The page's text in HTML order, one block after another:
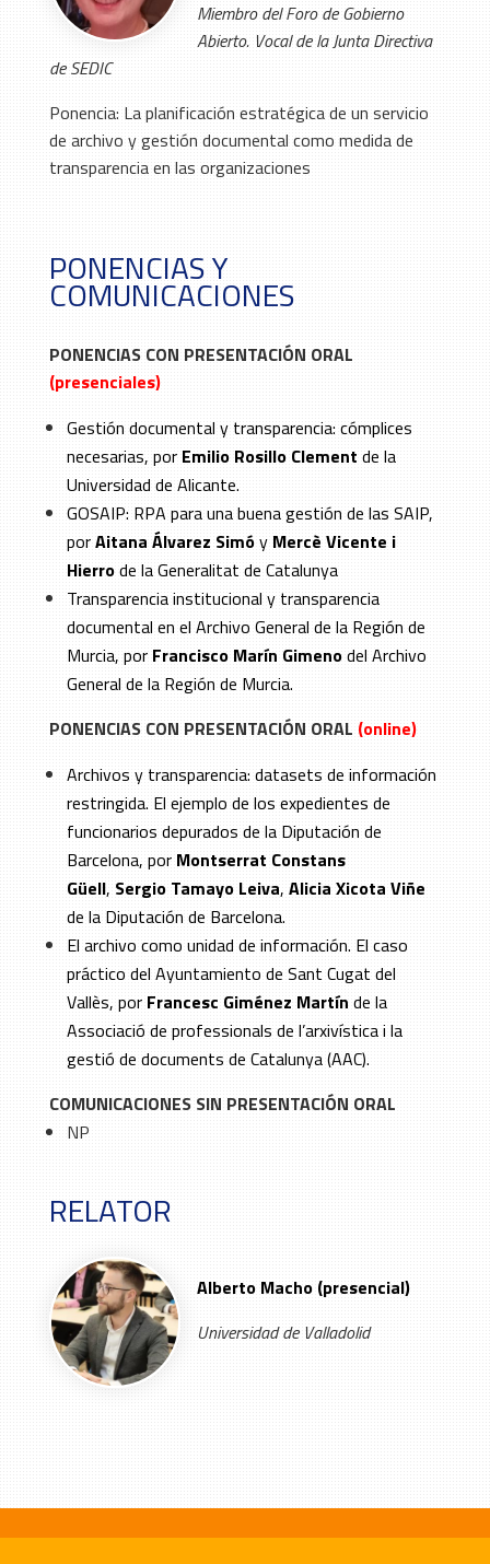
Miembro del Foro de Gobierno
Abierto. Vocal de la Junta Directiva
de SEDIC
Ponencia: La planificación estratégica de un servicio
de archivo y gestión documental como medida de
transparencia en las organizaciones
PONENCIAS Y
COMUNICACIONES
PONENCIAS CON PRESENTACIÓN ORAL
(presenciales)
Gestión documental y transparencia: cómplices
necesarias, por Emilio Rosillo Clement de la
Universidad de Alicante.
GOSAIP: RPA para una buena gestión de las SAIP,
porAitana Álvarez Simóy Mercè Vicente i
Hierrode la Generalitat de Catalunya
Transparencia institucional y transparencia
documental en el Archivo General de la Región de
Murcia, por Francisco Marín Gimenodel Archivo
General de la Región de Murcia.
PONENCIAS CON PRESENTACIÓN ORAL (online)
Archivos y transparencia: datasets de información
restringida. El ejemplo de los expedientes de
funcionarios depurados de la Diputación de
Barcelona, porMontserrat Constans
Güell, Sergio Tamayo Leiva, Alicia Xicota Viñe
de la Diputación de Barcelona.
El archivo como unidad de información. El caso
práctico del Ayuntamiento de Sant Cugat del
Vallès, por Francesc Giménez Martín de la
Associació de professionals de l’arxivística i la
gestió de documents de Catalunya (AAC).
COMUNICACIONES SIN PRESENTACIÓN ORAL
NP
RELATOR
Alberto Macho (presencial)
Universidad de Valladolid